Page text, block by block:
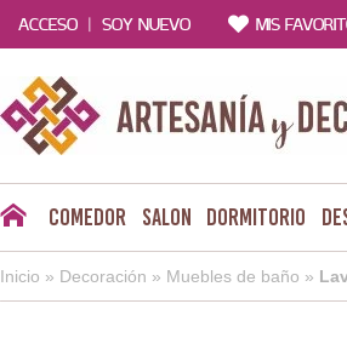
ACCESO | SOY NUEVO MIS
Comedor Salon Dormitorio
Inicio » Decoración » Muebles de baño »